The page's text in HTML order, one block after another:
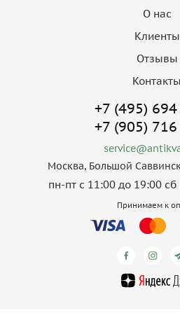
О нас
Клиенты
Отзывы
Контакты
+7 (495)
+7 (905)
Москва, Большой
пн-пт с 11:00 до 19:00
Принимаем к